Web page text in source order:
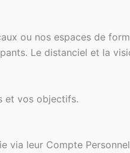
ou nos espaces de
Le distanciel et la
et vos objectifs.
leur Compte